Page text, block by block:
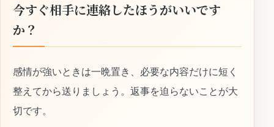
今すぐ相手に連絡したほうがいいです
か？
感情が強いときは一晩置き、必要な内容だけに短く
整えてから送りましょう。返事を迫らないことが大
切です。